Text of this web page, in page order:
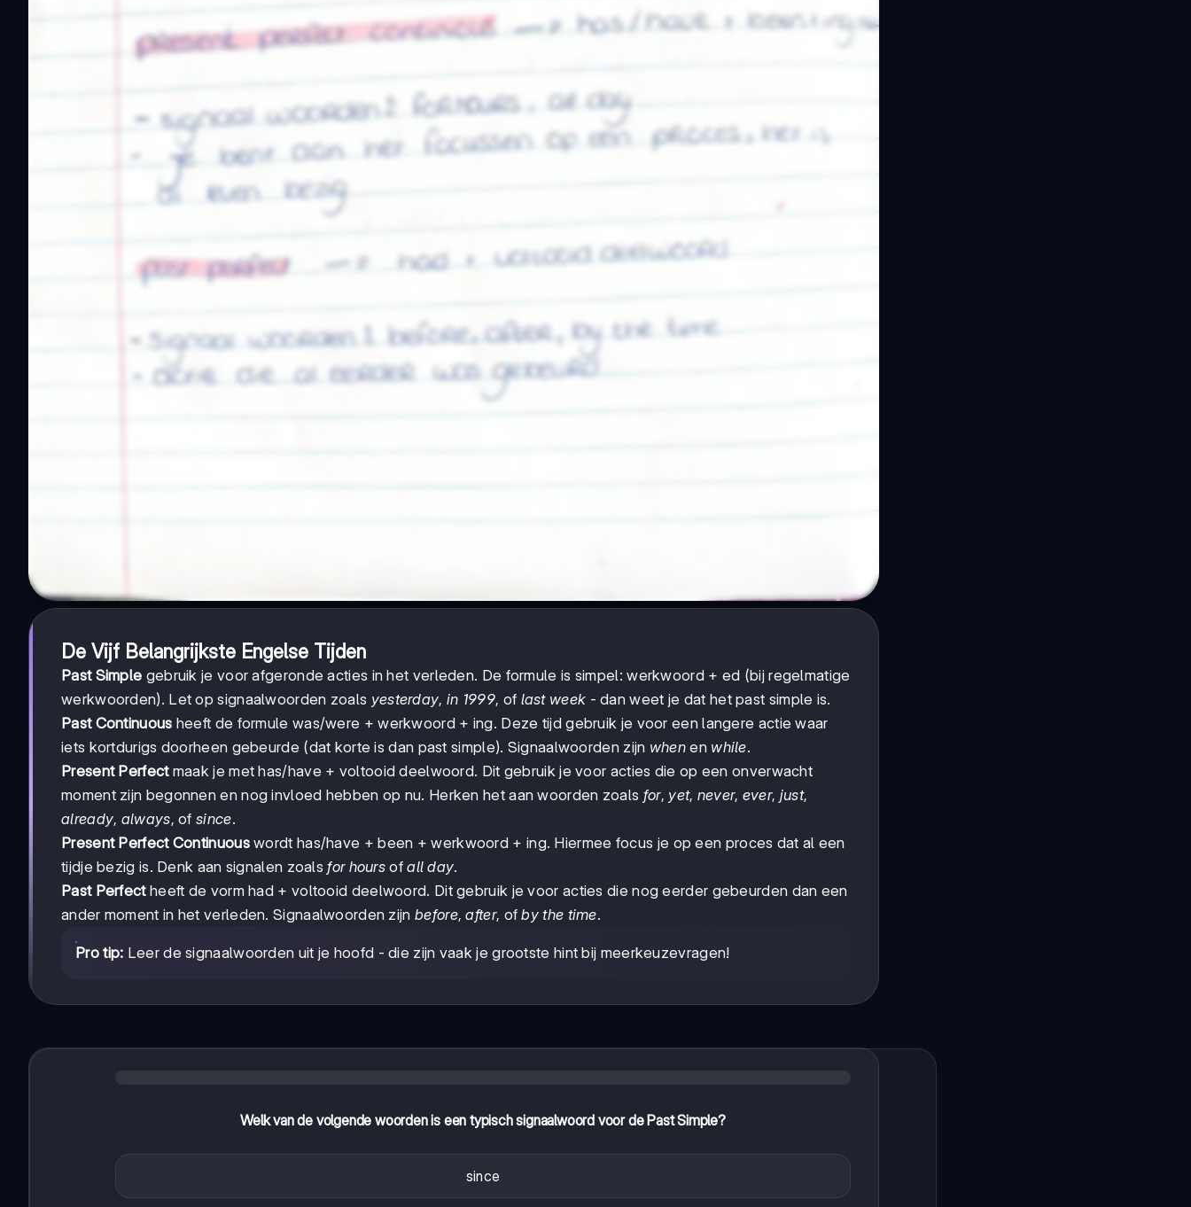
De Vijf Belangrijkste Engelse Tijden
Past Simple gebruik je voor afgeronde acties in het verleden. De formule is simpel: werkwoord + ed (bij regelmatige
werkwoorden). Let op signaalwoorden zoals yesterday, in 1999, of last week - dan weet je dat het past simple is.
Past Continuous heeft de formule was/were + werkwoord + ing. Deze tijd gebruik je voor een langere actie waar
iets kortdurigs doorheen gebeurde (dat korte is dan past simple). Signaalwoorden zijn when en while.
Present Perfectmaak je met has/have + voltooid deelwoord. Dit gebruik je voor acties die op een onverwacht
moment zijn begonnen en nog invloed hebben op nu. Herken het aan woorden zoals for, yet, never, ever, just,
already, always, ofsince.
Present Perfect Continuouswordt has/have + been + werkwoord + ing. Hiermee focus je op een proces dat al een
tijdje bezig is. Denk aan signalen zoalsfor hours ofall day.
Past Perfectheeft de vorm had + voltooid deelwoord. Dit gebruik je voor acties die nog eerder gebeurden dan een
ander moment in het verleden. Signaalwoorden zijn before,after, ofby the time.
Pro tip: Leer de signaalwoorden uit je hoofd - die zijn vaak je grootste hint bij meerkeuzevragen!
Welk van de volgende woorden is een typisch signaalwoord voor de Past Simple?
since